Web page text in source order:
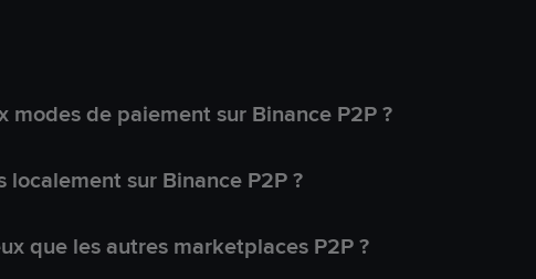
de paiement sur Binance P2P ?
sur Binance P2P ?
que les autres marketplaces P2P ?